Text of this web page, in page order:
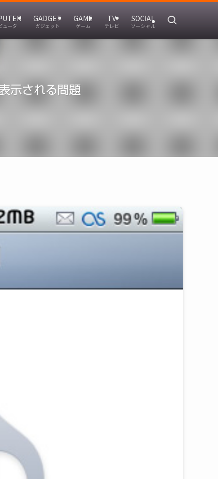
ュータ
GADGET
ガジェット
GAME
ゲーム
TV
テレビ
SOCIAL
ソーシャル
示される問題